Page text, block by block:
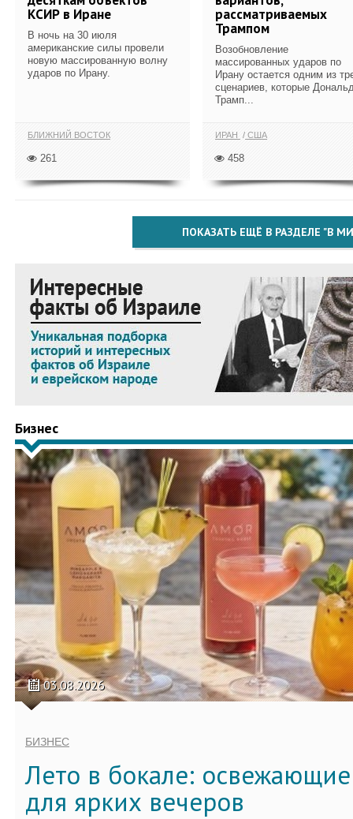
КСИР в Иране
В ночь на 30 июля
американские силы провели
новую массированную волну
ударов по Ирану.
БЛИЖНИЙ ВОСТОК
261
рассматриваемых
Трампом
Возобновление
массированных ударов по
Ирану остается одним из
сценариев, которые
Трамп...
ИРАН США
458
ПОКАЗАТЬ ЕЩЁ В РАЗДЕЛЕ "В
Бизнес
03.08.2026
БИЗНЕС
Лето в бокале:
для ярких вечеров